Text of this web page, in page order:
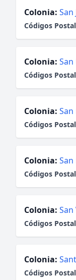
Colonia: San
Códigos
Colonia:
Códigos
Colonia:
Códigos
Colonia:
Códigos
Colonia:
Códigos
Colonia:
Códigos